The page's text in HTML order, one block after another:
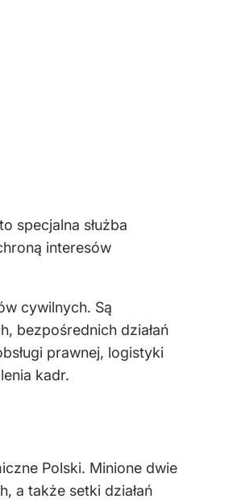
specjalna służba
interesów
cywilnych. Są
bezpośrednich działań
prawnej, logistyki
kadr.
Polski. Minione dwie
a także setki działań